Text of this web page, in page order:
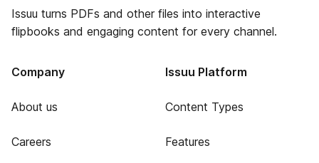
Issuu turns PDFs and other files into interactive
flipbooks and engaging content for every channel.
Company
About us
Careers
Issuu Platform
Content Types
Features